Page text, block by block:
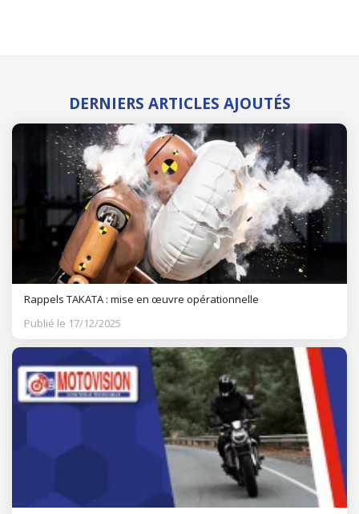
DERNIERS ARTICLES AJOUTÉS
Rappels TAKATA : mise en œuvre opérationnelle
Publié le 17/12/2025